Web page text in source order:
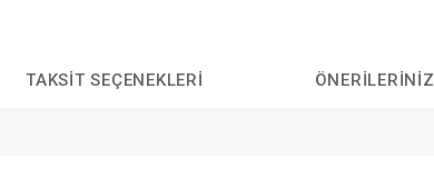
TAKSIT SEÇENEKLERI ÖNERILERINIZ